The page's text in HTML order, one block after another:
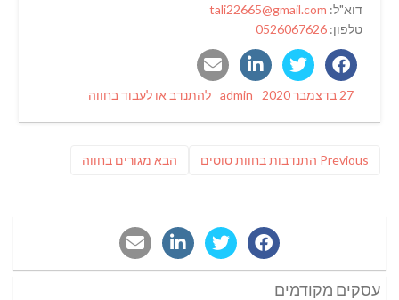
דוא"ל: tali22665@gmail.com
טלפון: 0526067626
Posted
27 בדצמבר 2020 Author
admin
Categories
להתנדב או לעבוד בחווה
Previous
Previous
התנדבות בחוות סוסים הבא פוסט
מגורים בחווה
עסקים מקודמים